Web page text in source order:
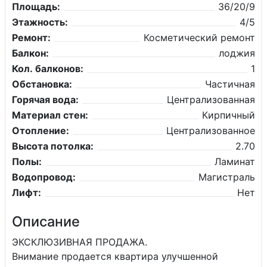
Площадь:
36/20/9
Этажность:
4/5
Ремонт:
Косметический ремонт
Балкон:
лоджия
Кол. балконов:
1
Обстановка:
Частичная
Горячая вода:
Централизованная
Материал стен:
Кирпичный
Отопление:
Централизованное
Высота потолка:
2.70
Полы:
Ламинат
Водопровод:
Магистраль
Лифт:
Нет
Описание
ЭКСКЛЮЗИВНАЯ ПРОДАЖА.
Внимание продается квартира улучшенной